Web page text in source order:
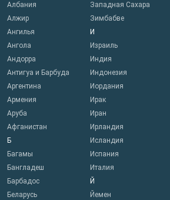
Албания
Алжир
Ангилья
Ангола
Андорра
Антигуа и Барбуда
Аргентина
Армения
Аруба
Афганистан
Б
Багамы
Бангладеш
Барбадос
Беларусь
Западная Сахара
Зимбабве
И
Израиль
Индия
Индонезия
Иордания
Ирак
Иран
Ирландия
Исландия
Испания
Италия
Й
Йемен